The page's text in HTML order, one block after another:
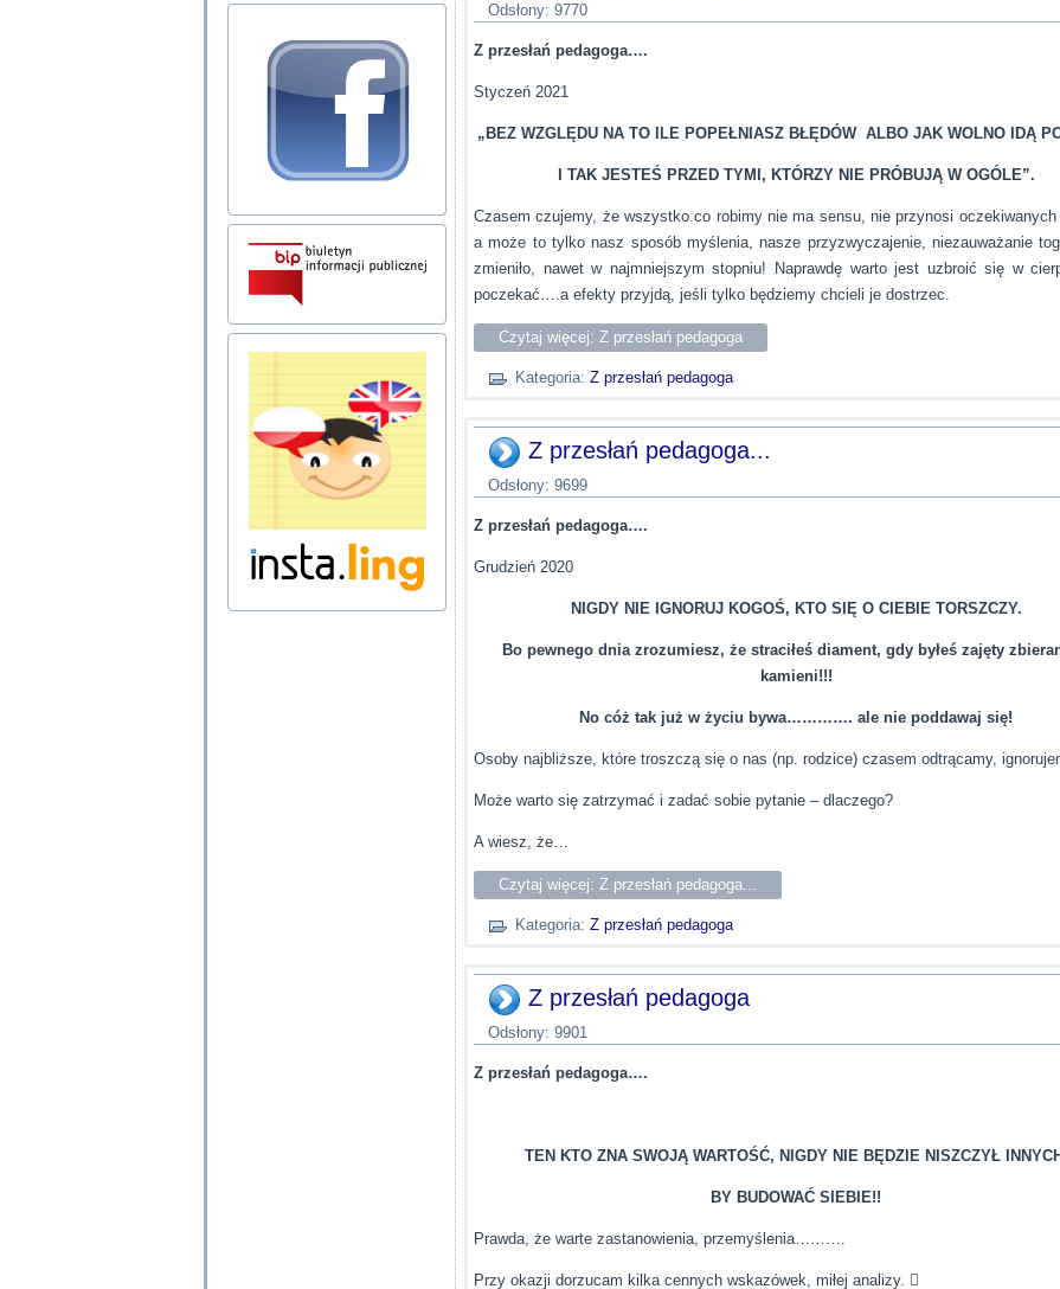
Odsłony: 9770
Z przesłań pedagoga….
Styczeń 2021
„BEZ WZGLĘDU NA TO ILE POPEŁNIASZ BŁĘDÓW ALBO JAK WOLNO IDĄ
I TAK JESTEŚ PRZED TYMI, KTÓRZY NIE PRÓBUJĄ W OGÓLE”.
Czasem czujemy, że wszystko co robimy nie ma sensu, nie przynosi oczekiwanych
a może to tylko nasz sposób myślenia, nasze przyzwyczajenie, niezauważanie
zmieniło, nawet w najmniejszym stopniu! Naprawdę warto jest uzbroić się w
poczekać….a efekty przyjdą, jeśli tylko będziemy chcieli je dostrzec.
Czytaj więcej: Z przesłań pedagoga
Kategoria: Z przesłań pedagoga
Z przesłań pedagoga...
Odsłony: 9699
Z przesłań pedagoga….
Grudzień 2020
NIGDY NIE IGNORUJ KOGOŚ, KTO SIĘ O CIEBIE TORSZCZY.
Bo pewnego dnia zrozumiesz, że straciłeś diament, gdy byłeś zajęty
kamieni!!!
No cóż tak już w życiu bywa…………. ale nie poddawaj się!
Osoby najbliższe, które troszczą się o nas (np. rodzice) czasem odtrącamy,
Może warto się zatrzymać i zadać sobie pytanie – dlaczego?
A wiesz, że…
Czytaj więcej: Z przesłań pedagoga...
Kategoria: Z przesłań pedagoga
Z przesłań pedagoga
Odsłony: 9901
Z przesłań pedagoga….
TEN KTO ZNA SWOJĄ WARTOŚĆ, NIGDY NIE BĘDZIE NISZCZYŁ
BY BUDOWAĆ SIEBIE!!
Prawda, że warte zastanowienia, przemyślenia……….
Przy okazji dorzucam kilka cennych wskazówek, miłej analizy. 